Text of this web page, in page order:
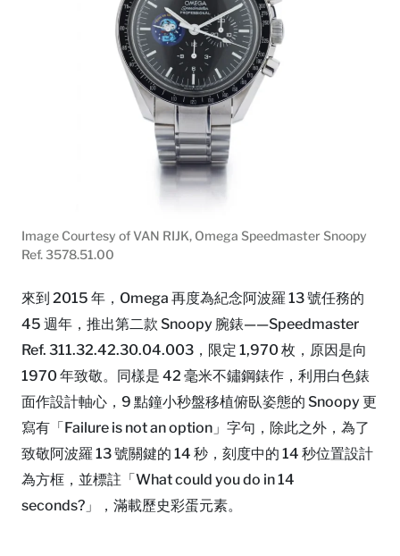
Image Courtesy of VAN RIJK, Omega Speedmaster Snoopy
Ref. 3578.51.00
來到 2015 年，Omega 再度為紀念阿波羅 13 號任務的
45 週年，推出第二款 Snoopy 腕錶——Speedmaster
Ref. 311.32.42.30.04.003，限定 1,970 枚，原因是向
1970 年致敬。同樣是 42 毫米不鏽鋼錶作，利用白色錶
面作設計軸心，9 點鐘小秒盤移植俯臥姿態的 Snoopy 更
寫有「Failure is not an option」字句，除此之外，為了
致敬阿波羅 13 號關鍵的 14 秒，刻度中的 14 秒位置設計
為方框，並標註「What could you do in 14
seconds?」，滿載歷史彩蛋元素。